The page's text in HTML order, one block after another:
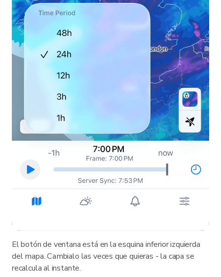
El botón de ventana está en la esquina inferior izquierda
del mapa. Cambialo las veces que quieras - la capa se
recalcula al instante.